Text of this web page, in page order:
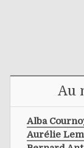
Au
Alba
Aurélie